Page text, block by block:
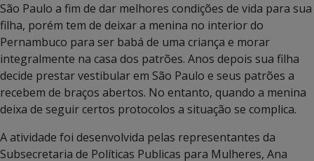
São Paulo a fim de dar melhores condições de vida para sua
filha, porém tem de deixar a menina no interior do
Pernambuco para ser babá de uma criança e morar
integralmente na casa dos patrões. Anos depois sua filha
decide prestar vestibular em São Paulo e seus patrões a
recebem de braços abertos. No entanto, quando a menina
deixa de seguir certos protocolos a situação se complica.
A atividade foi desenvolvida pelas representantes da
Subsecretaria de Políticas Publicas para Mulheres, Ana